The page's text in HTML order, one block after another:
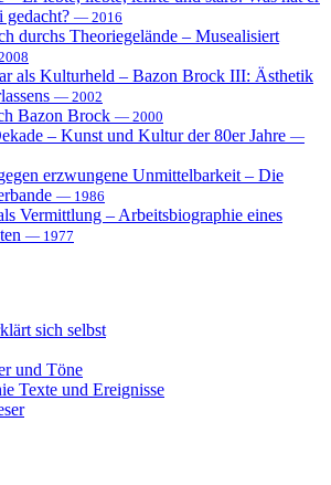
gedacht? — 2016
durchs Theoriegelände – Musealisiert
als Kulturheld – Bazon Brock III: Ästhetik
— 2002
Bazon Brock — 2000
– Kunst und Kultur der 80er Jahre —
erzwungene Unmittelbarkeit – Die
— 1986
Vermittlung – Arbeitsbiographie eines
— 1977
sich selbst
und Töne
Texte und Ereignisse